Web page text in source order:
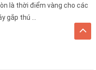
là thời điểm vàng cho các
gắp thú ...